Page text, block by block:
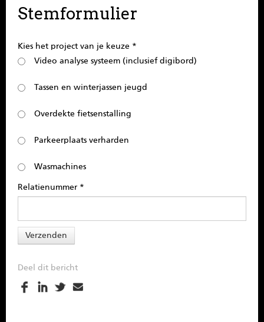
Stemformulier
Kies het project van je keuze *
Video analyse systeem (inclusief digibord)
Tassen en winterjassen jeugd
Overdekte fietsenstalling
Parkeerplaats verharden
Wasmachines
Relatienummer *
Deel dit bericht